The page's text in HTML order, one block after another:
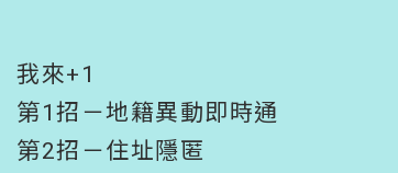
我來+1
第1招－地籍異動即時通
第2招－住址隱匿